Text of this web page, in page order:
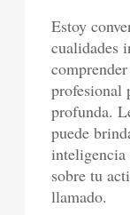
Estoy
cualidades
profesional
profunda.
puede
inteligencia
sobre tu
llamado.